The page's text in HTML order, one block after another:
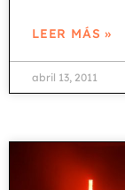
LEER MÁS »
abril 13, 2011